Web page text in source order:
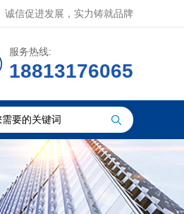
诚信促进发展，实力铸就品牌
服务热线:
18813176065